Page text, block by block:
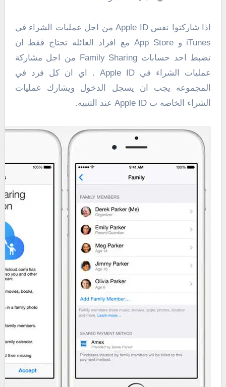
اذا شاركتوا نفس Apple ID من اجل عمليات الشراء في
iTunes و App Store مع افراد العائله تحتاج فقط ان
تضبط احد حسابات Family Sharing من اجل مشاركة
عمليات الشراء في Apple ID . اي ان كل فرد في
المجموعه يجب ان يسجل الدخول ويشارك عمليات
الشراء الخاصه ب Apple ID عند التنبيه.